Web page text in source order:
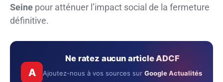
Seine pour atténuer l’impact social de la fermeture
définitive.
A
Ne ratez aucun article ADCF
Ajoutez-nous à vos sources sur Google Actualités